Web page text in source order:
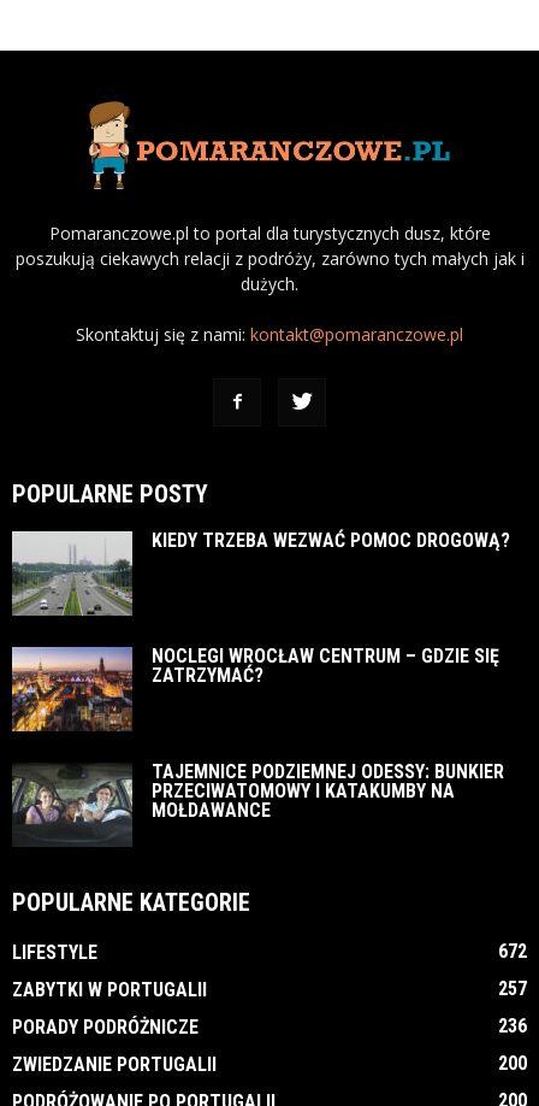
Pomaranczowe.pl to portal dla turystycznych dusz, które
poszukują ciekawych relacji z podróży, zarówno tych małych jak i
dużych.
Skontaktuj się z nami: kontakt@pomaranczowe.pl
POPULARNE POSTY
KIEDY TRZEBA WEZWAĆ POMOC DROGOWĄ?
NOCLEGI WROCŁAW CENTRUM – GDZIE SIĘ
ZATRZYMAĆ?
TAJEMNICE PODZIEMNEJ ODESSY: BUNKIER
PRZECIWATOMOWY I KATAKUMBY NA
MOŁDAWANCE
POPULARNE KATEGORIE
LIFESTYLE
672
ZABYTKI W PORTUGALII
257
PORADY PODRÓŻNICZE
236
ZWIEDZANIE PORTUGALII
200
200